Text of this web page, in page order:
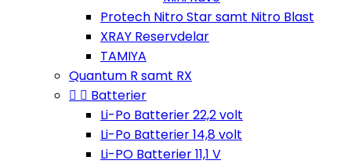
Protech Nitro Star samt Nitro Blast
XRAY Reservdelar
TAMIYA
Quantum R samt RX
  Batterier
Li-Po Batterier 22,2 volt
Li-Po Batterier 14,8 volt
Li-PO Batterier 11,1 V